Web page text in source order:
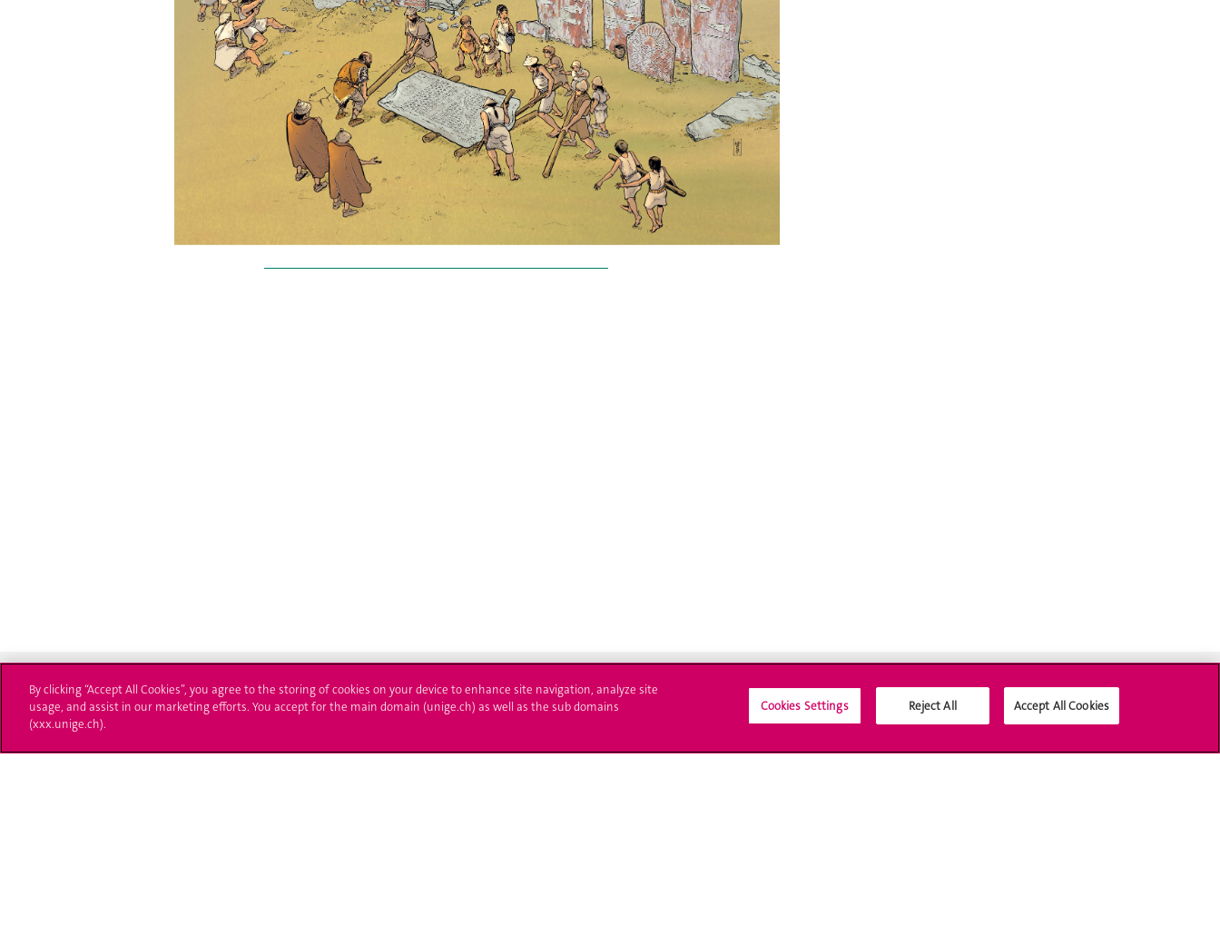
Université de Genève S'inscrire à l'UNIGE L'UNIGE vous informe Médias sociaux UNIGE
By clicking “Accept All Cookies”, you agree to the storing of cookies on your device to enhance site navigation, analyze site
usage, and assist in our marketing efforts. You accept for the main domain (unige.ch) as well as the sub domains
(xxx.unige.ch).
Cookies Settings Reject All Accept All Cookies